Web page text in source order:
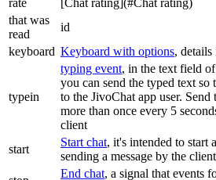
rate
[Chat rating](#Chat rating)
that was
read
id
keyboard Keyboard with options, details
typein
typing event, in the text field of
you can send the typed text so
to the JivoChat app user. Send
more than once every 5
client
start
Start chat, it's intended to start
sending a message by the client
End chat, a signal that events